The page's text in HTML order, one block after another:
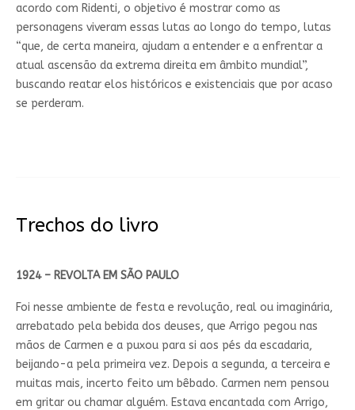
acordo com Ridenti, o objetivo é mostrar como as
personagens viveram essas lutas ao longo do tempo, lutas
“que, de certa maneira, ajudam a entender e a enfrentar a
atual ascensão da extrema direita em âmbito mundial”,
buscando reatar elos históricos e existenciais que por acaso
se perderam.
Trechos do livro
1924 – REVOLTA EM SÃO PAULO
Foi nesse ambiente de festa e revolução, real ou imaginária,
arrebatado pela bebida dos deuses, que Arrigo pegou nas
mãos de Carmen e a puxou para si aos pés da escadaria,
beijando-a pela primeira vez. Depois a segunda, a terceira e
muitas mais, incerto feito um bêbado. Carmen nem pensou
em gritar ou chamar alguém. Estava encantada com Arrigo,